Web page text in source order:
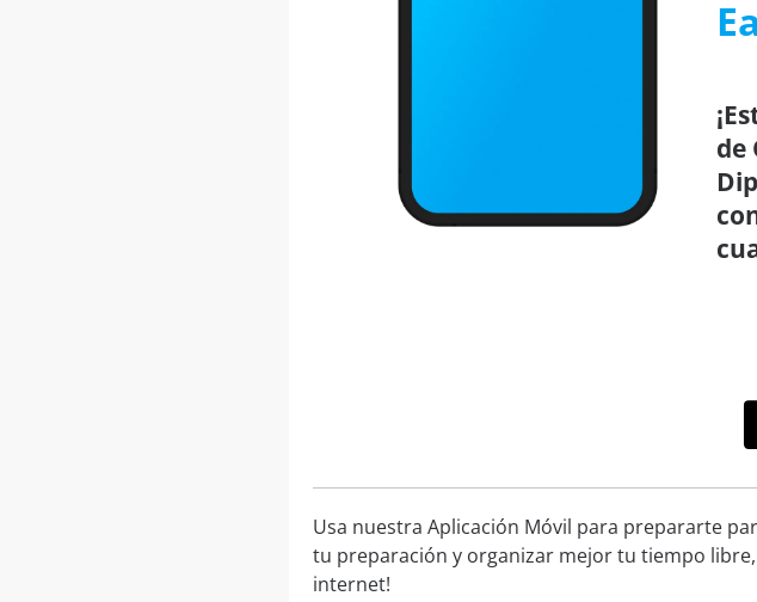
de
Usa nuestra Aplicación Móvil para prepararte
tu preparación y organizar mejor tu tiempo
internet!